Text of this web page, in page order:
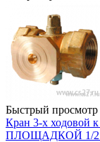
Быстрый просмотр
Кран 3-х ходовой
ПЛОЩАДКОЙ 1/2